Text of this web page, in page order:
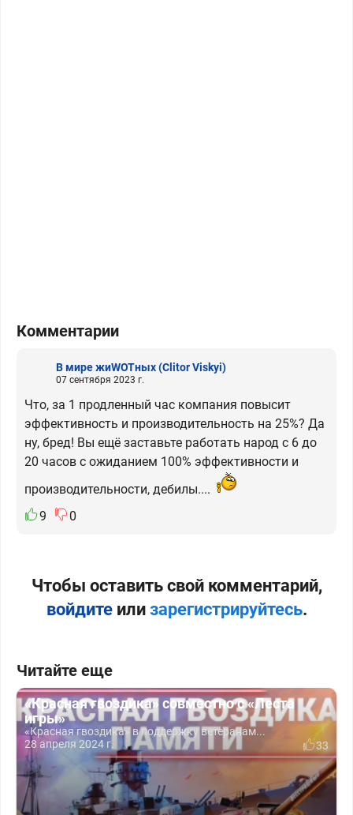
Комментарии
В мире жиWOTных(Clitor Viskyi)
07 сентября 2023 г.
Что, за 1 продленный час компания повысит
эффективность и производительность на 25%? Да
ну, бред! Вы ещё заставьте работать народ с 6 до
20 часов с ожиданием 100% эффективности и
производительности, дебилы....
9
0
Чтобы оставить свой комментарий,
войдитеили зарегистрируйтесь.
Читайте еще
«Красная гвоздика» совместно с «Леста
игры»
«Красная гвоздика» в поддержку ветеранам...
28 апреля 2024 г.
33